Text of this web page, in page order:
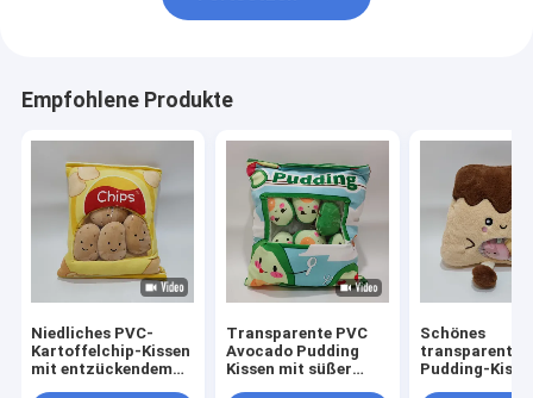
Empfohlene Produkte
Niedliches PVC-
Kartoffelchip-Kissen
mit entzückendem
Transparente PVC
Avocado Pudding
Kissen mit süßer
Schönes
transparentes
Pudding-